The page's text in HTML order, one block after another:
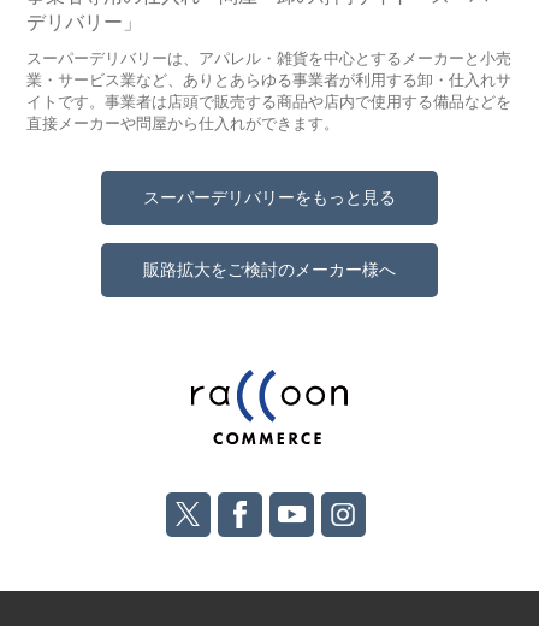
デリバリー」
スーパーデリバリーは、アパレル・雑貨を中心とするメーカーと小売
業・サービス業など、ありとあらゆる事業者が利用する卸・仕入れサ
イトです。事業者は店頭で販売する商品や店内で使用する備品などを
直接メーカーや問屋から仕入れができます。
スーパーデリバリーをもっと見る
販路拡大をご検討のメーカー様へ